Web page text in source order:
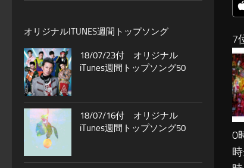
7
0
オリジナルITUNES週間トップソング
18/07/23付 オリジナル
iTunes週間トップソング50
18/07/16付 オリジナル
iTunes週間トップソング50